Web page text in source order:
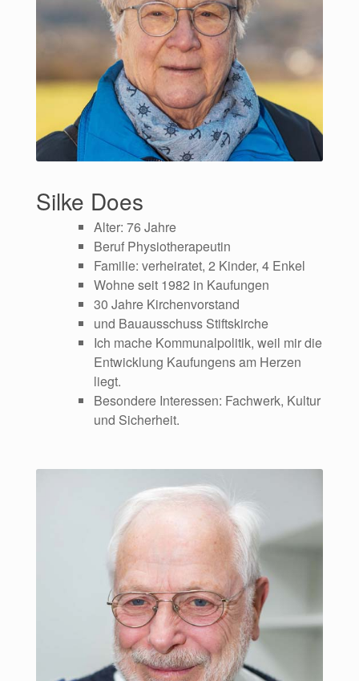
Silke Does
Alter: 76 Jahre
Beruf Physiotherapeutin
Familie: verheiratet, 2 Kinder, 4 Enkel
Wohne seit 1982 in Kaufungen
30 Jahre Kirchenvorstand
und Bauausschuss Stiftskirche
Ich mache Kommunalpolitik, weil mir die
Entwicklung Kaufungens am Herzen
liegt.
Besondere Interessen: Fachwerk, Kultur
und Sicherheit.